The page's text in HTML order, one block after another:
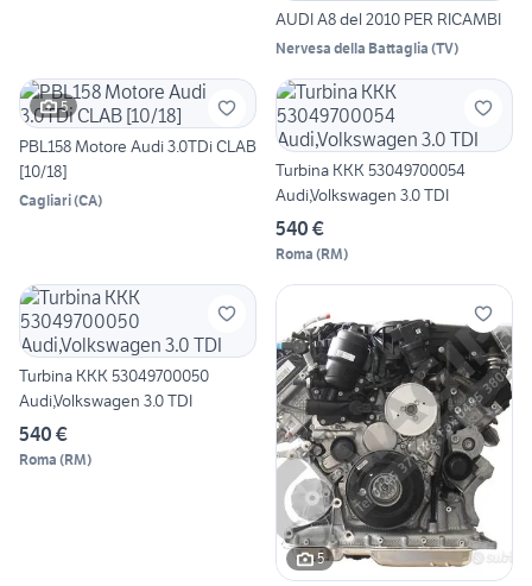
AUDI A8 del 2010 PER RICAMBI
Nervesa della Battaglia (TV)
5
PBL158 Motore Audi 3.0TDi CLAB
[10/18]
Cagliari(CA)
Turbina KKK 53049700054
Audi,Volkswagen 3.0 TDI
540 €
Roma (RM)
Turbina KKK 53049700050
Audi,Volkswagen 3.0 TDI
540 €
Roma (RM)
5